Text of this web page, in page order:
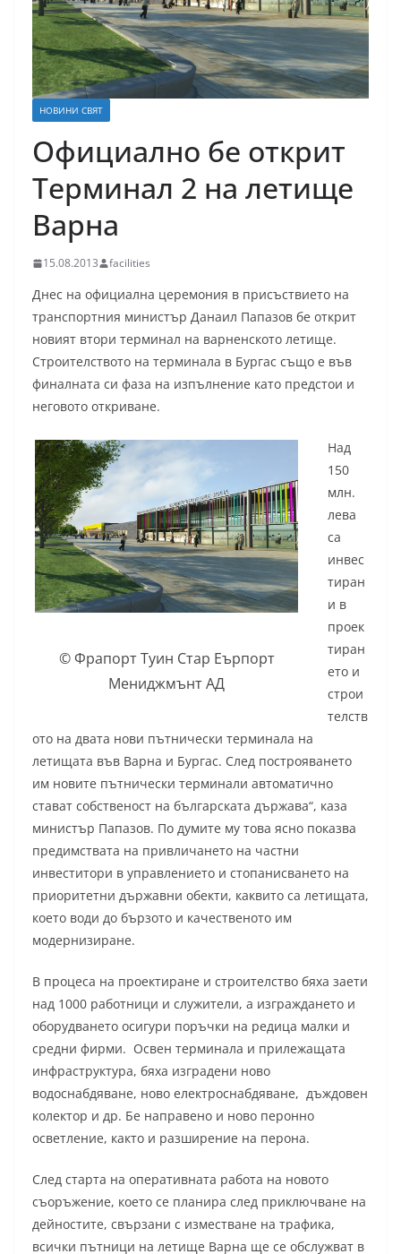
НОВИНИ СВЯТ
Официално бе открит
Терминал 2 на летище
Варна
15.08.2013 facilities
Днес на официална церемония в присъствието на
транспортния министър Данаил Папазов бе открит
новият втори терминал на варненското летище.
Строителството на терминала в Бургас също е във
финалната си фаза на изпълнение като предстои и
неговото откриване.
© Фрапорт Туин Стар Еърпорт
Мениджмънт АД
Над
150
млн.
лева
са
инвес
тиран
и в
проек
тиран
ето и
строи
телств
ото на двата нови пътнически терминала на
летищата във Варна и Бургас. След построяването
им новите пътнически терминали автоматично
стават собственост на българската държава“, каза
министър Папазов. По думите му това ясно показва
предимствата на привличането на частни
инвеститори в управлението и стопанисването на
приоритетни държавни обекти, каквито са летищата,
което води до бързото и качественото им
модернизиране.
В процеса на проектиране и строителство бяха заети
над 1000 работници и служители, а изграждането и
оборудването осигури поръчки на редица малки и
средни фирми. Освен терминала и прилежащата
инфраструктура, бяха изградени ново
водоснабдяване, ново електроснабдяване, дъждовен
колектор и др. Бе направено и ново перонно
осветление, както и разширение на перона.
След старта на оперативната работа на новото
съоръжение, което се планира след приключване на
дейностите, свързани с изместване на трафика,
всички пътници на летище Варна ще се обслужват в